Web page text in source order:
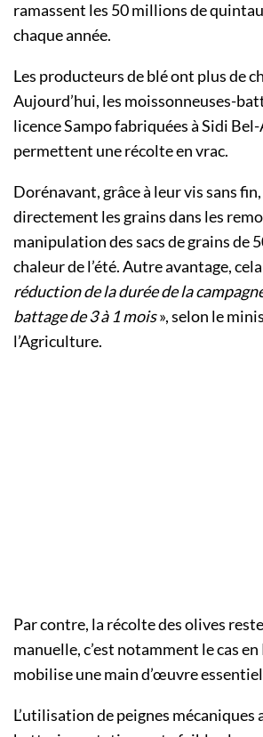
ramassent les 50 millions de
chaque année.
Les producteurs de blé ont plus de
Aujourd’hui, les moissonneuses-
licence Sampo fabriquées à Sidi
permettent une récolte en vrac.
Dorénavant, grâce à leur vis sans
directement les grains dans les
manipulation des sacs de grains de
chaleur de l’été. Autre avantage, cela
réduction de la durée de la
battage de 3 à 1 mois», selon le
l’Agriculture.
Par contre, la récolte des olives
manuelle, c’est notamment le cas
mobilise une main d’œuvre
L’utilisation de peignes mécaniques